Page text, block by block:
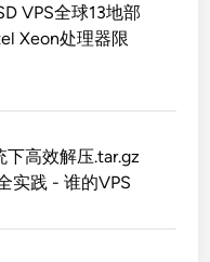
VPS全球13地部
Xeon处理器限
下高效解压.tar.gz
实践 - 谁的VPS